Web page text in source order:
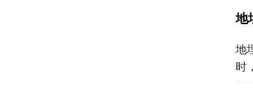
地
地
时